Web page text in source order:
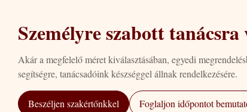
Személyre szabott tanácsra
Akár a megfelelő méret kiválasztásában, egyedi
segítségre, tanácsadóink készséggel állnak rendelkezésére.
Beszéljen szakértőnkkel Foglaljon időpontot